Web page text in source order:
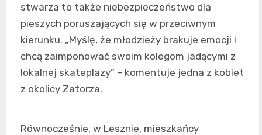
stwarza to także niebezpieczeństwo dla
pieszych poruszających się w przeciwnym
kierunku. „Myślę, że młodzieży brakuje emocji i
chcą zaimponować swoim kolegom jadącymi z
lokalnej skateplazy” – komentuje jedna z kobiet
z okolicy Zatorza.
Równocześnie, w Lesznie, mieszkańcy